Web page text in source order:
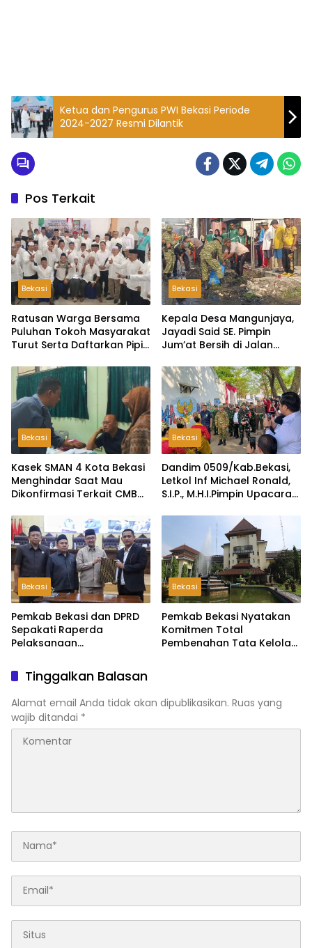
Ketua dan Pengurus PWI Bekasi Periode
2024-2027 Resmi Dilantik
Pos Terkait
Bekasi
Ratusan Warga Bersama
Puluhan Tokoh Masyarakat
Turut Serta Daftarkan Pipit
Kepala Desa Lambangsari
Bekasi
Kepala Desa Mangunjaya,
Jayadi Said SE. Pimpin
Jum’at Bersih di Jalan
Bekasi
Kasek SMAN 4 Kota Bekasi
Menghindar Saat Mau
Dikonfirmasi Terkait CMB
Bekasi
Dandim 0509/Kab.Bekasi,
Letkol Inf Michael Ronald,
S.I.P., M.H.I.Pimpin Upacara
di Desa Wibawamulya
Bekasi
Pemkab Bekasi dan DPRD
Sepakati Raperda
Pelaksanaan
APBD 2025, Perkuat
Akuntabilitas Tata Kelola
Keuangan Daerah
Bekasi
Pemkab Bekasi Nyatakan
Komitmen Total
Pembenahan Tata Kelola
Tinggalkan Balasan
Alamat email Anda tidak akan dipublikasikan. Ruas yang
wajib ditandai *